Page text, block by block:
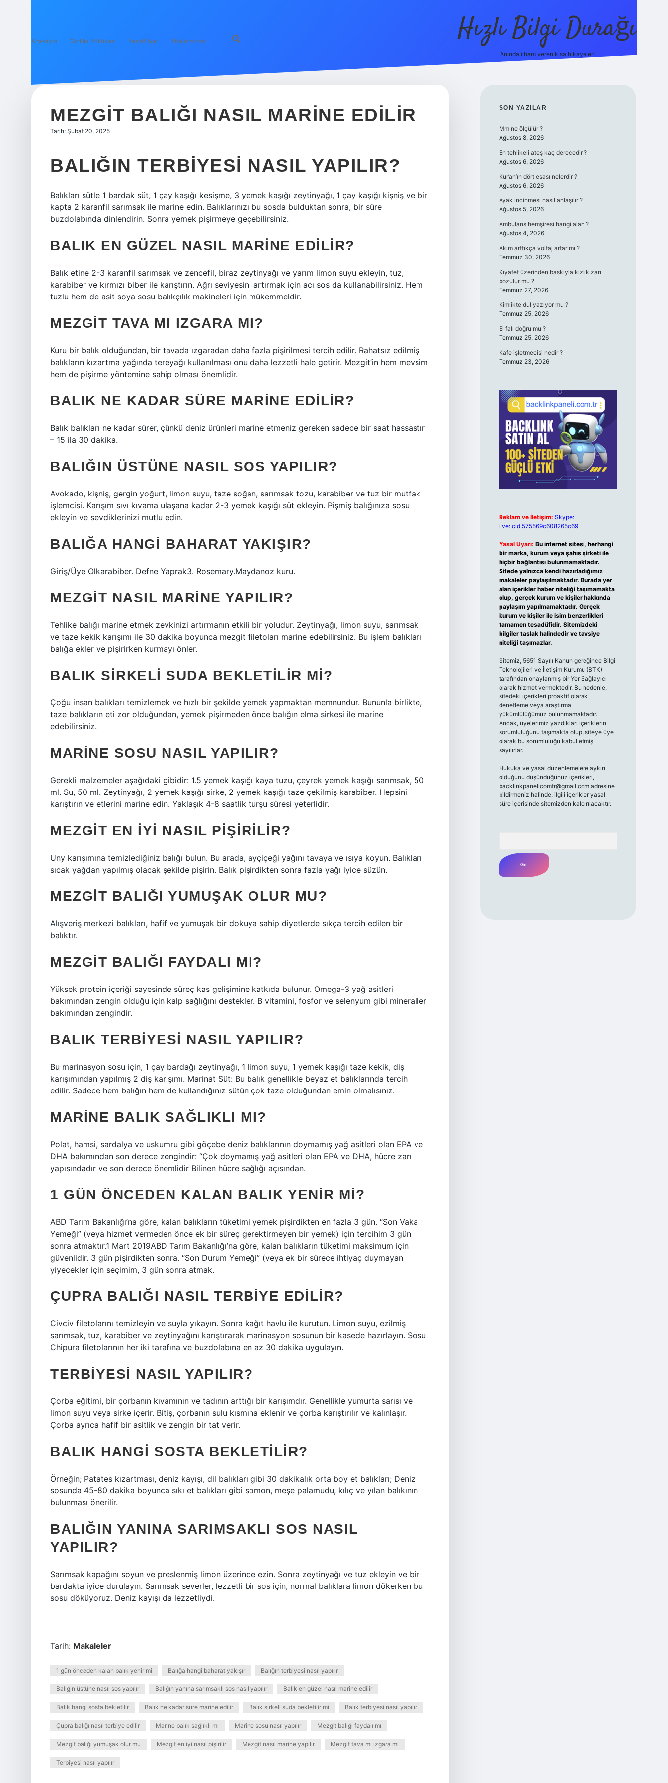
Anasayfa Gizlilik Politikası Yasal Uyarı Hakkımızda Hızlı Bilgi Durağı
Anında ilham veren kısa hikayeler!
MEZGIT BALIĞI NASIL MARINE EDILIR
Tarih: Şubat 20, 2025
BALIĞIN TERBIYESI NASIL YAPILIR?
Balıkları sütle 1 bardak süt, 1 çay kaşığı kesişme, 3 yemek kaşığı zeytinyağı, 1 çay kaşığı kişniş ve bir
kapta 2 karanfil sarımsak ile marine edin. Balıklarınızı bu sosda bulduktan sonra, bir süre
buzdolabında dinlendirin. Sonra yemek pişirmeye geçebilirsiniz.
BALIK EN GÜZEL NASIL MARINE EDILIR?
Balık etine 2-3 karanfil sarımsak ve zencefil, biraz zeytinyağı ve yarım limon suyu ekleyin, tuz,
karabiber ve kırmızı biber ile karıştırın. Ağrı seviyesini artırmak için acı sos da kullanabilirsiniz. Hem
tuzlu hem de asit soya sosu balıkçılık makineleri için mükemmeldir.
MEZGIT TAVA MI IZGARA MI?
Kuru bir balık olduğundan, bir tavada ızgaradan daha fazla pişirilmesi tercih edilir. Rahatsız edilmiş
balıkların kızartma yağında tereyağı kullanılması onu daha lezzetli hale getirir. Mezgit’in hem mevsim
hem de pişirme yöntemine sahip olması önemlidir.
BALIK NE KADAR SÜRE MARINE EDILIR?
Balık balıkları ne kadar sürer, çünkü deniz ürünleri marine etmeniz gereken sadece bir saat hassastır
– 15 ila 30 dakika.
BALIĞIN ÜSTÜNE NASIL SOS YAPILIR?
Avokado, kişniş, gergin yoğurt, limon suyu, taze soğan, sarımsak tozu, karabiber ve tuz bir mutfak
işlemcisi. Karışım sıvı kıvama ulaşana kadar 2-3 yemek kaşığı süt ekleyin. Pişmiş balığınıza sosu
ekleyin ve sevdiklerinizi mutlu edin.
BALIĞA HANGI BAHARAT YAKIŞIR?
Giriş/Üye Olkarabiber. Defne Yaprak3. Rosemary.Maydanoz kuru.
MEZGIT NASIL MARINE YAPILIR?
Tehlike balığı marine etmek zevkinizi artırmanın etkili bir yoludur. Zeytinyağı, limon suyu, sarımsak
ve taze kekik karışımı ile 30 dakika boyunca mezgit filetoları marine edebilirsiniz. Bu işlem balıkları
balığa ekler ve pişirirken kurmayı önler.
BALIK SIRKELI SUDA BEKLETILIR MI?
Çoğu insan balıkları temizlemek ve hızlı bir şekilde yemek yapmaktan memnundur. Bununla birlikte,
taze balıkların eti zor olduğundan, yemek pişirmeden önce balığın elma sirkesi ile marine
edebilirsiniz.
MARINE SOSU NASIL YAPILIR?
Gerekli malzemeler aşağıdaki gibidir: 1.5 yemek kaşığı kaya tuzu, çeyrek yemek kaşığı sarımsak, 50
ml. Su, 50 ml. Zeytinyağı, 2 yemek kaşığı sirke, 2 yemek kaşığı taze çekilmiş karabiber. Hepsini
karıştırın ve etlerini marine edin. Yaklaşık 4-8 ​​saatlik turşu süresi yeterlidir.
MEZGIT EN IYI NASIL PIŞIRILIR?
Uny karışımına temizlediğiniz balığı bulun. Bu arada, ayçiçeği yağını tavaya ve ısıya koyun. Balıkları
sıcak yağdan yapılmış olacak şekilde pişirin. Balık pişirdikten sonra fazla yağı iyice süzün.
MEZGIT BALIĞI YUMUŞAK OLUR MU?
Alışveriş merkezi balıkları, hafif ve yumuşak bir dokuya sahip diyetlerde sıkça tercih edilen bir
balıktır.
MEZGIT BALIĞI FAYDALI MI?
Yüksek protein içeriği sayesinde süreç kas gelişimine katkıda bulunur. Omega-3 yağ asitleri
bakımından zengin olduğu için kalp sağlığını destekler. B vitamini, fosfor ve selenyum gibi mineraller
bakımından zengindir.
BALIK TERBIYESI NASIL YAPILIR?
Bu marinasyon sosu için, 1 çay bardağı zeytinyağı, 1 limon suyu, 1 yemek kaşığı taze kekik, diş
karışımından yapılmış 2 diş karışımı. Marinat Süt: Bu balık genellikle beyaz et balıklarında tercih
edilir. Sadece hem balığın hem de kullandığınız sütün çok taze olduğundan emin olmalısınız.
MARINE BALIK SAĞLIKLI MI?
Polat, hamsi, sardalya ve uskumru gibi göçebe deniz balıklarının doymamış yağ asitleri olan EPA ve
DHA bakımından son derece zengindir: “Çok doymamış yağ asitleri olan EPA ve DHA, hücre zarı
yapısındadır ve son derece önemlidir Bilinen hücre sağlığı açısından.
1 GÜN ÖNCEDEN KALAN BALIK YENIR MI?
ABD Tarım Bakanlığı’na göre, kalan balıkların tüketimi yemek pişirdikten en fazla 3 gün. “Son Vaka
Yemeği” (veya hizmet vermeden önce ek bir süreç gerektirmeyen bir yemek) için tercihim 3 gün
sonra atmaktır.1 Mart 2019ABD Tarım Bakanlığı’na göre, kalan balıkların tüketimi maksimum için
güvenlidir. 3 gün pişirdikten sonra. “Son Durum Yemeği” (veya ek bir sürece ihtiyaç duymayan
yiyecekler için seçimim, 3 gün sonra atmak.
ÇUPRA BALIĞI NASIL TERBIYE EDILIR?
Civciv filetolarını temizleyin ve suyla yıkayın. Sonra kağıt havlu ile kurutun. Limon suyu, ezilmiş
sarımsak, tuz, karabiber ve zeytinyağını karıştırarak marinasyon sosunun bir kasede hazırlayın. Sosu
Chipura filetolarının her iki tarafına ve buzdolabına en az 30 dakika uygulayın.
TERBIYESI NASIL YAPILIR?
Çorba eğitimi, bir çorbanın kıvamının ve tadının arttığı bir karışımdır. Genellikle yumurta sarısı ve
limon suyu veya sirke içerir. Bitiş, çorbanın sulu kısmına eklenir ve çorba karıştırılır ve kalınlaşır.
Çorba ayrıca hafif bir asitlik ve zengin bir tat verir.
BALIK HANGI SOSTA BEKLETILIR?
Örneğin; Patates kızartması, deniz kayışı, dil balıkları gibi 30 dakikalık orta boy et balıkları; Deniz
sosunda 45-80 dakika boyunca sıkı et balıkları gibi somon, meşe palamudu, kılıç ve yılan balıkının
bulunması önerilir.
BALIĞIN YANINA SARIMSAKLI SOS NASIL
YAPILIR?
Sarımsak kapağını soyun ve preslenmiş limon üzerinde ezin. Sonra zeytinyağı ve tuz ekleyin ve bir
bardakta iyice durulayın. Sarımsak severler, lezzetli bir sos için, normal balıklara limon dökerken bu
sosu döküyoruz. Deniz kayışı da lezzetliydi.
Tarih: Makaleler
1 gün önceden kalan balık yenir mi Balığa hangi baharat yakışır Balığın terbiyesi nasıl yapılır
Balığın üstüne nasıl sos yapılır Balığın yanına sarımsaklı sos nasıl yapılır Balık en güzel nasıl marine edilir
Balık hangi sosta bekletilir Balık ne kadar süre marine edilir Balık sirkeli suda bekletilir mi Balık terbiyesi nasıl yapılır
Çupra balığı nasıl terbiye edilir Marine balık sağlıklı mı Marine sosu nasıl yapılır Mezgit balığı faydalı mı
Mezgit balığı yumuşak olur mu Mezgit en iyi nasıl pişirilir Mezgit nasıl marine yapılır Mezgit tava mı ızgara mı
Terbiyesi nasıl yapılır
SIDEBAR
SON YAZILAR
Mm ne ölçülür ?
Ağustos 8, 2026
En tehlikeli ateş kaç derecedir ?
Ağustos 6, 2026
Kur’an’ın dört esası nelerdir ?
Ağustos 6, 2026
Ayak incinmesi nasıl anlaşılır ?
Ağustos 5, 2026
Ambulans hemşiresi hangi alan ?
Ağustos 4, 2026
Akım arttıkça voltaj artar mı ?
Temmuz 30, 2026
Kıyafet üzerinden baskıyla kızlık zarı
bozulur mu ?
Temmuz 27, 2026
Kimlikte dul yazıyor mu ?
Temmuz 25, 2026
El falı doğru mu ?
Temmuz 25, 2026
Kafe işletmecisi nedir ?
Temmuz 23, 2026
Reklam ve İletişim: Skype:
live:.cid.575569c608265c69
Yasal Uyarı: Bu internet sitesi, herhangi
bir marka, kurum veya şahıs şirketi ile
hiçbir bağlantısı bulunmamaktadır.
Sitede yalnızca kendi hazırladığımız
makaleler paylaşılmaktadır. Burada yer
alan içerikler haber niteliği taşımamakta
olup, gerçek kurum ve kişiler hakkında
paylaşım yapılmamaktadır. Gerçek
kurum ve kişiler ile isim benzerlikleri
tamamen tesadüfidir. Sitemizdeki
bilgiler taslak halindedir ve tavsiye
niteliği taşımazlar.
Sitemiz, 5651 Sayılı Kanun gereğince Bilgi
Teknolojileri ve İletişim Kurumu (BTK)
tarafından onaylanmış bir Yer Sağlayıcı
olarak hizmet vermektedir. Bu nedenle,
sitedeki içerikleri proaktif olarak
denetleme veya araştırma
yükümlülüğümüz bulunmamaktadır.
Ancak, üyelerimiz yazdıkları içeriklerin
sorumluluğunu taşımakta olup, siteye üye
olarak bu sorumluluğu kabul etmiş
sayılırlar.
Hukuka ve yasal düzenlemelere aykırı
olduğunu düşündüğünüz içerikleri,
backlinkpanelicomtr@gmail.comadresine
bildirmeniz halinde, ilgili içerikler yasal
süre içerisinde sitemizden kaldırılacaktır.